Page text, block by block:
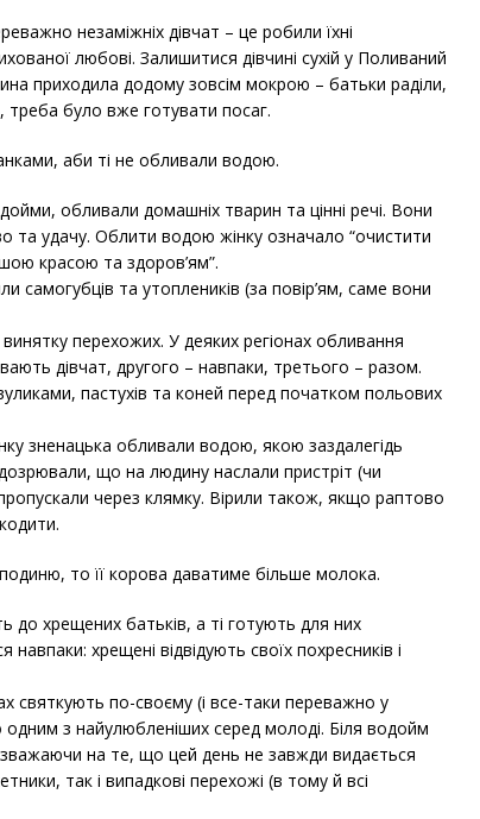
незаміжніх дівчат – це робили їхні
любові. Залишитися дівчині сухій у Поливаний
приходила додому зовсім мокрою – батьки раділи,
треба було вже готувати посаг.
аби ті не обливали водою.
обливали домашніх тварин та цінні речі. Вони
та удачу. Облити водою жінку означало “очистити
красою та здоров’ям”.
та утоплеників (за повір’ям, саме вони
перехожих. У деяких регіонах обливання
дівчат, другого – навпаки, третього – разом.
пастухів та коней перед початком польових
зненацька обливали водою, якою заздалегідь
що на людину наслали пристріт (чи
через клямку. Вірили також, якщо раптово
то її корова даватиме більше молока.
до хрещених батьків, а ті готують для них
хрещені відвідують своїх похресників і
святкують по-своєму (і все-таки переважно у
одним з найулюбленіших серед молоді. Біля водойм
на те, що цей день не завжди видається
так і випадкові перехожі (в тому й всі